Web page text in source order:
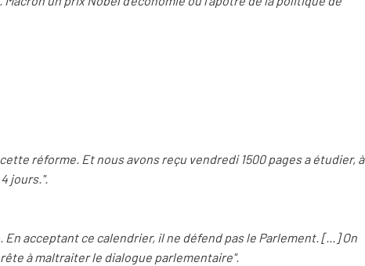
réforme. Et nous avons reçu vendredi 1500 pages a étudier, à
jours.".
acceptant ce calendrier, il ne défend pas le Parlement. [...] On
à maltraiter le dialogue parlementaire".